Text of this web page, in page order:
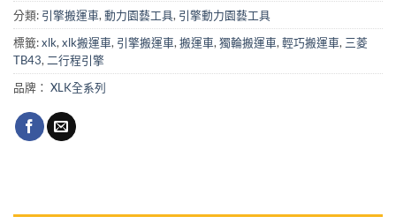
分類: 引擎搬運車, 動力園藝工具, 引擎動力園藝工具
標籤:xlk, xlk搬運車, 引擎搬運車, 搬運車, 獨輪搬運車, 輕巧搬運車, 三菱
TB43, 二行程引擎
品牌： XLK全系列